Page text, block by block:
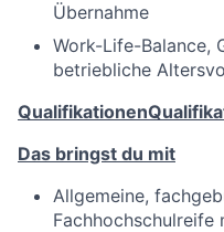
Übernahme
Work-Life-Balance,
betriebliche
Qualifikationen
Das bringst du mit
Allgemeine,
Fachhochschulreife